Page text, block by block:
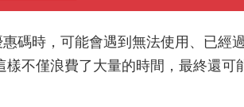
碼時，可能會遇到無法使用、已經
不僅浪費了大量的時間，最終還可